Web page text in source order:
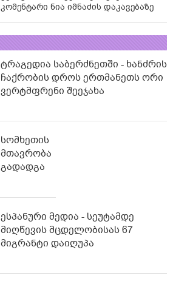
კომენტარი ნია იმნაძის დაკავებაზე
ტრაგედია საბერძნეთში - ხანძრის
ჩაქრობის დროს ერთმანეთს ორი
ვერტმფრენი შეეჯახა
სომხეთის
მთავრობა
გადადგა
ესპანური მედია - სეუტამდე
მიღწევის მცდელობისას 67
მიგრანტი დაიღუპა